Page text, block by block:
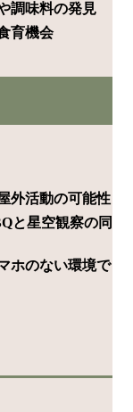
調味料の発見
育機会
外活動の可能性
と星空観察の同
ホのない環境で